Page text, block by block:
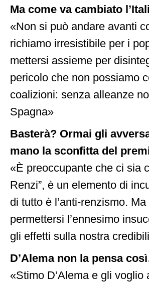
Ma come va cambiato
«Non si può andare avanti
richiamo irresistibile per i
mettersi assieme per
pericolo che non possiamo
coalizioni: senza alleanze
Spagna»
Basterà? Ormai gli
mano la sconfitta del
«È preoccupante che ci sia
Renzi”, è un elemento di
di tutto è l’anti-renzismo.
permettersi l’ennesimo
gli effetti sulla nostra
D’Alema non la pensa
«Stimo D’Alema e gli